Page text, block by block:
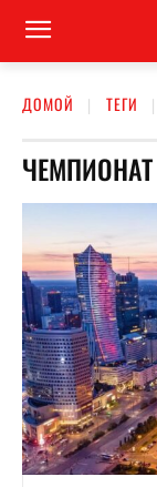
ДОМОЙ ТЕГИ